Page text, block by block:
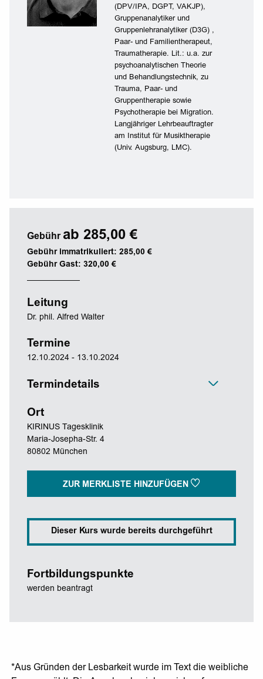
(DPV/IPA, DGPT, VAKJP),
Gruppenanalytiker und
Gruppenlehranalytiker (D3G) ,
Paar- und Familientherapeut,
Traumatherapie. Lit.: u.a. zur
psychoanalytischen Theorie
und Behandlungstechnik, zu
Trauma, Paar- und
Gruppentherapie sowie
Psychotherapie bei Migration.
Langjähriger Lehrbeauftragter
am Institut für Musiktherapie
(Univ. Augsburg, LMC).
Gebühr ab 285,00 €
Gebühr immatrikuliert: 285,00 €
Gebühr Gast: 320,00 €
Leitung
Dr. phil. Alfred Walter
Termine
12.10.2024 - 13.10.2024
Termindetails
Ort
KIRINUS Tagesklinik
Maria-Josepha-Str. 4
80802 München
ZUR MERKLISTE HINZUFÜGEN
Dieser Kurs wurde bereits durchgeführt
Fortbildungspunkte
werden beantragt
*Aus Gründen der Lesbarkeit wurde im Text die weibliche